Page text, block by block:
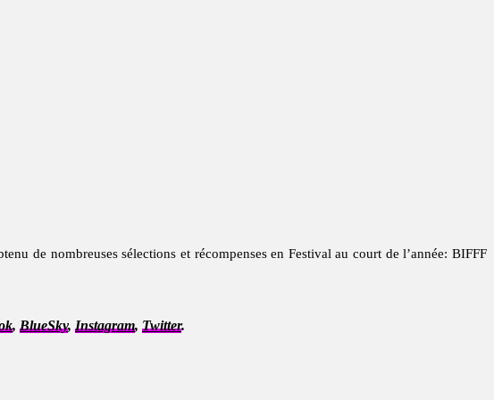
de nombreuses sélections et récompenses en Festival au court de l’année: BIFFF
, BlueSky, Instagram, Twitter.